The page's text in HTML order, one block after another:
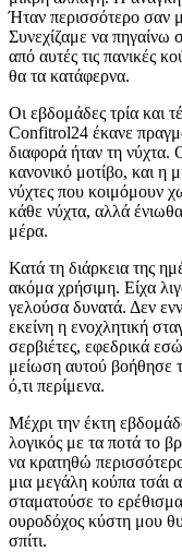
Ήταν περισσότερο σαν
Συνεχίζαμε να πηγαίνω
από αυτές τις πανικές
θα τα κατάφερνα.
Οι εβδομάδες τρία και
Confitrol24 έκανε
διαφορά ήταν τη νύχτα.
κανονικό μοτίβο, και η
νύχτες που κοιμόμουν
κάθε νύχτα, αλλά
μέρα.
Κατά τη διάρκεια της
ακόμα χρήσιμη. Είχα
γελούσα δυνατά. Δεν
εκείνη η ενοχλητική
σερβιέτες, εφεδρικά
μείωση αυτού βοήθησε
ό,τι περίμενα.
Μέχρι την έκτη
λογικός με τα ποτά το
να κρατηθώ
μια μεγάλη κούπα τσάι
σταματούσε το
ουροδόχος κύστη μου
σπίτι.